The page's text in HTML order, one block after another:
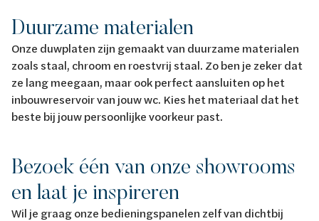
Duurzame materialen
Onze duwplaten zijn gemaakt van duurzame materialen
zoals staal, chroom en roestvrij staal. Zo ben je zeker dat
ze lang meegaan, maar ook perfect aansluiten op het
inbouwreservoir van jouw wc. Kies het materiaal dat het
beste bij jouw persoonlijke voorkeur past.
Bezoek één van onze showrooms
en laat je inspireren
Wil je graag onze bedieningspanelen zelf van dichtbij